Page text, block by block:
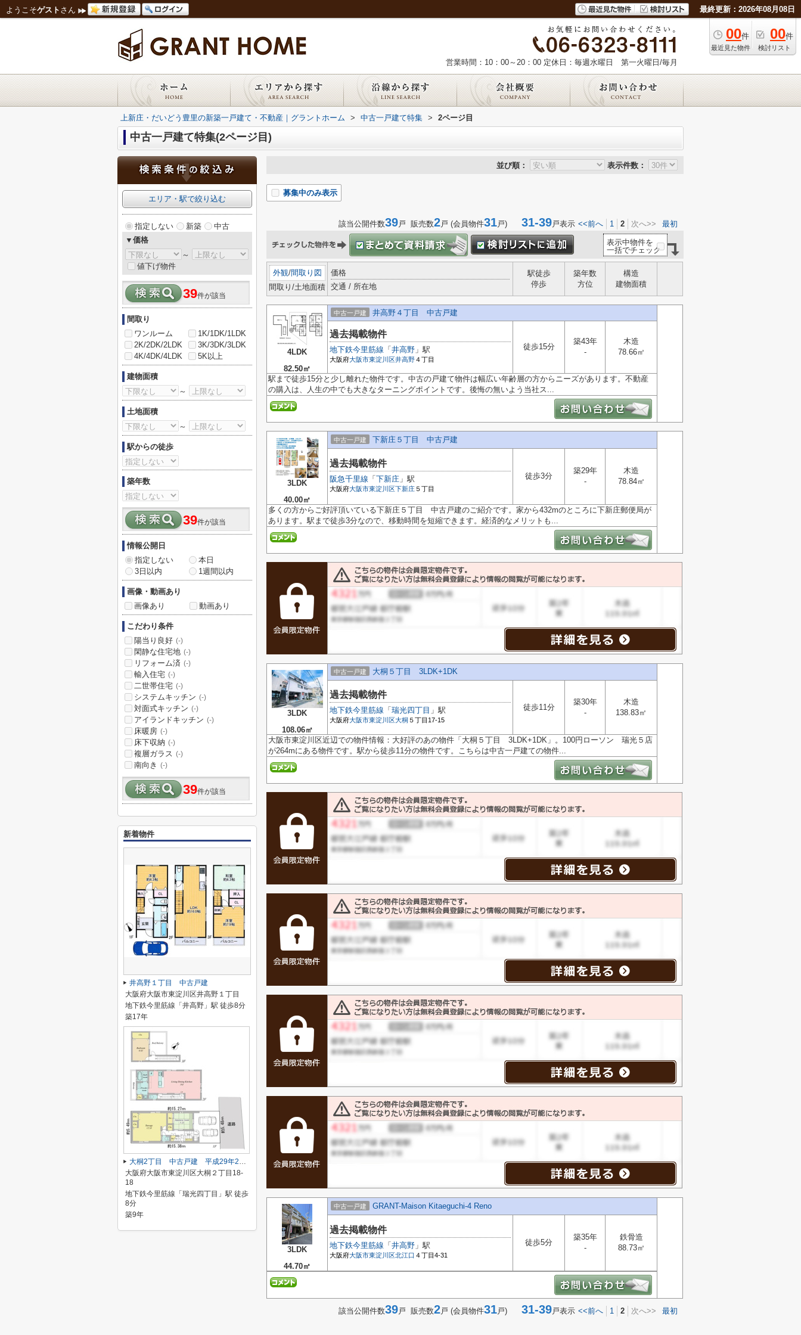
ようこそゲスト さん 最終更新：2026年08月08日
00件
最近見た物件
00件
検討リスト
営業時間：10：00～20：00 定休日：毎週水曜日 第一火曜日/毎月
上新庄・だいどう豊里の新築一戸建て・不動産｜グラントホーム > 中古一戸建て特集 > 2ページ目
中古一戸建て特集(2ページ目)
並び順： 表示件数：
募集中のみ表示
該当公開件数39戸 販売数2戸 (会員物件31戸) 31-39戸表示 <<前へ 1 2 次へ>> 最初
表示中物件を
一括でチェック
外観/間取り図
間取り/土地面積
価格
交通 / 所在地
駅徒歩
停歩
築年数
方位
構造
建物面積
4LDK
82.50㎡
中古一戸建 井高野４丁目 中古戸建
過去掲載物件
地下鉄今里筋線 「 井高野 」駅
大阪府大阪市東淀川区井高野４丁目
徒歩15分
築43年
-
木造
78.66㎡
駅まで徒歩15分と少し離れた物件です。中古の戸建て物件は幅広い年齢層の方からニーズがあります。不動産
の購入は、人生の中でも大きなターニングポイントです。後悔の無いよう当社ス...
3LDK
40.00㎡
中古一戸建 下新庄５丁目 中古戸建
過去掲載物件
阪急千里線 「 下新庄 」駅
大阪府大阪市東淀川区下新庄 ５丁目
徒歩3分
築29年
-
木造
78.84㎡
多くの方からご好評頂いている下新庄５丁目 中古戸建のご紹介です。家から432mのところに下新庄郵便局が
あります。駅まで徒歩3分なので、移動時間を短縮できます。経済的なメリットも...
3LDK
108.06㎡
中古一戸建 大桐５丁目 3LDK+1DK
過去掲載物件
地下鉄今里筋線 「 瑞光四丁目 」駅
大阪府大阪市東淀川区大桐 ５丁目17-15
徒歩11分
築30年
-
木造
138.83㎡
大阪市東淀川区近辺での物件情報：大好評のあの物件「大桐５丁目 3LDK+1DK」。100円ローソン 瑞光５店
が264mにある物件です。駅から徒歩11分の物件です。こちらは中古一戸建ての物件...
3LDK
44.70㎡
中古一戸建 GRANT-Maison Kitaeguchi-4 Reno
過去掲載物件
地下鉄今里筋線 「 井高野 」駅
大阪府大阪市東淀川区北江口 ４丁目4-31
徒歩5分
築35年
-
鉄骨造
88.73㎡
該当公開件数39戸 販売数2戸 (会員物件31戸) 31-39戸表示 <<前へ 1 2 次へ>> 最初
エリア・駅で絞り込む
指定しない 新築
中古
▼価格
～
値下げ物件
39件が該当
間取り
ワンルーム
1K/1DK/1LDK
2K/2DK/2LDK
3K/3DK/3LDK
4K/4DK/4LDK
5K以上
建物面積
～
土地面積
～
駅からの徒歩
築年数
39件が該当
情報公開日
指定しない
本日
3日以内
1週間以内
画像・動画あり
画像あり
動画あり
こだわり条件
陽当り良好 (-)
閑静な住宅地 (-)
リフォーム済 (-)
輸入住宅 (-)
二世帯住宅 (-)
システムキッチン (-)
対面式キッチン (-)
アイランドキッチン (-)
床暖房 (-)
床下収納 (-)
複層ガラス (-)
南向き (-)
39件が該当
新着物件
井高野１丁目 中古戸建
大阪府大阪市東淀川区井高野１丁目
地下鉄今里筋線「井高野」駅 徒歩8分
築17年
大桐2丁目 中古戸建 平成29年2月築
大阪府大阪市東淀川区大桐２丁目18-
18
地下鉄今里筋線「瑞光四丁目」駅 徒歩
8分
築9年